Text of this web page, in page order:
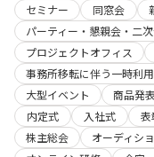
セミナー
同窓会
パーティー・懇親会・二
プロジェクトオフィス
事務所移転に伴う一時利用
大型イベント
商品発
内定式
入社式 表
株主総会
オーディシ